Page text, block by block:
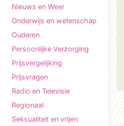
Nieuws en Weer
Onderwijs en wetenschap
Ouderen
Persoonlijke Verzorging
Prijsvergelijking
Prijsvragen
Radio en Televisie
Regionaal
Seksualiteit en vrijen